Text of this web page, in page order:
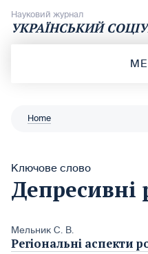
Науковий журнал
УКРАЇНСЬКИЙ
Home
Ключове слово
Депресивні
Мельник С. В.
Регіональні аспекти